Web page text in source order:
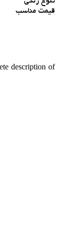
قيمت مناسب
description of